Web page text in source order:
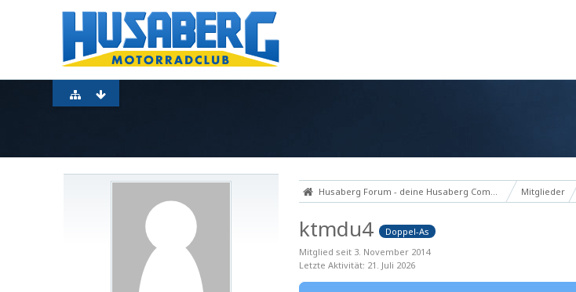
Husaberg Forum - deine Husaberg Community Mitglieder
ktmdu4
Doppel-As
Mitglied seit 3. November 2014
Letzte Aktivität 21. Juli 2026